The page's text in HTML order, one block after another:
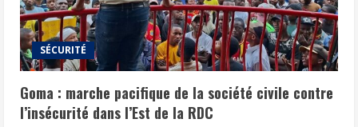
SÉCURITÉ
Goma : marche pacifique de la société civile contre
l’insécurité dans l’Est de la RDC